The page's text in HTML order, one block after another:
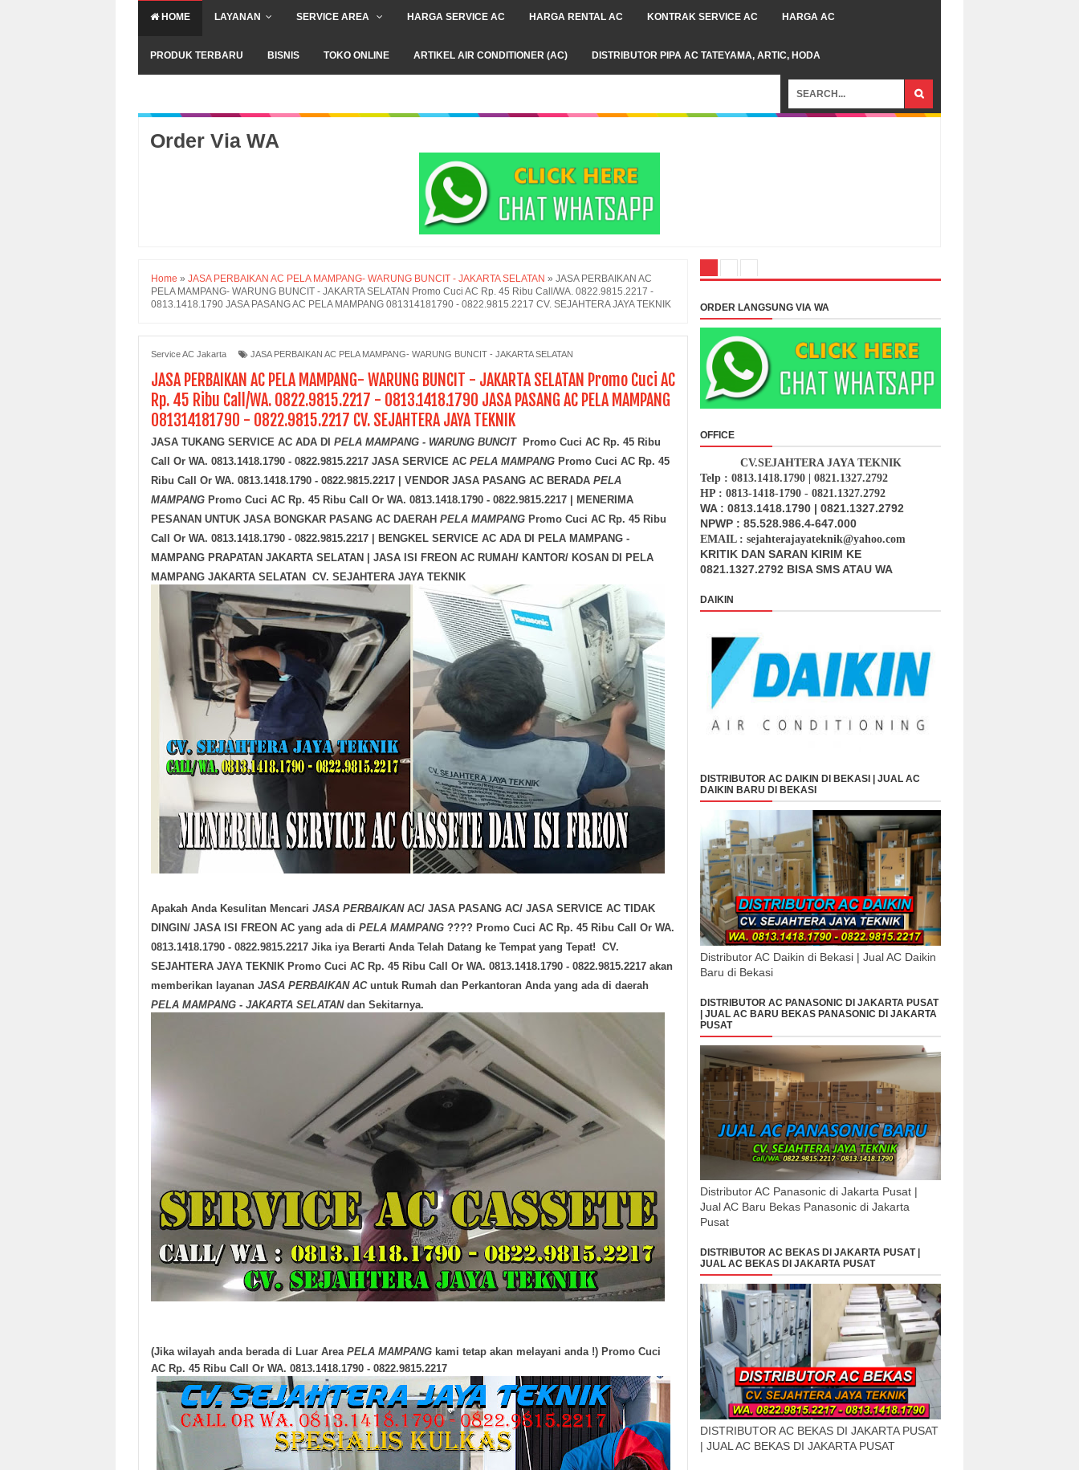
HOME LAYANAN SERVICE AREA HARGA SERVICE AC HARGA RENTAL AC KONTRAK SERVICE AC HARGA AC
PRODUK TERBARU BISNIS TOKO ONLINE ARTIKEL AIR CONDITIONER (AC) DISTRIBUTOR PIPA AC TATEYAMA, ARTIC, HODA
Order Via WA
Home » JASA PERBAIKAN AC PELA MAMPANG- WARUNG BUNCIT - JAKARTA SELATAN » JASA PERBAIKAN AC
PELA MAMPANG- WARUNG BUNCIT - JAKARTA SELATAN Promo Cuci AC Rp. 45 Ribu Call/WA. 0822.9815.2217 -
0813.1418.1790 JASA PASANG AC PELA MAMPANG 081314181790 - 0822.9815.2217 CV. SEJAHTERA JAYA TEKNIK
Service AC Jakarta JASA PERBAIKAN AC PELA MAMPANG- WARUNG BUNCIT - JAKARTA SELATAN
JASA PERBAIKAN AC PELA MAMPANG- WARUNG BUNCIT - JAKARTA SELATAN Promo Cuci AC
Rp. 45 Ribu Call/WA. 0822.9815.2217 - 0813.1418.1790 JASA PASANG AC PELA MAMPANG
081314181790 - 0822.9815.2217 CV. SEJAHTERA JAYA TEKNIK
JASA TUKANG SERVICE AC ADA DI PELA MAMPANG - WARUNG BUNCIT Promo Cuci AC Rp. 45 Ribu
Call Or WA. 0813.1418.1790 - 0822.9815.2217 JASA SERVICE AC PELA MAMPANG Promo Cuci AC Rp. 45
Ribu Call Or WA. 0813.1418.1790 - 0822.9815.2217 | VENDOR JASA PASANG AC BERADA PELA
MAMPANG Promo Cuci AC Rp. 45 Ribu Call Or WA. 0813.1418.1790 - 0822.9815.2217 | MENERIMA
PESANAN UNTUK JASA BONGKAR PASANG AC DAERAH PELA MAMPANG Promo Cuci AC Rp. 45 Ribu
Call Or WA. 0813.1418.1790 - 0822.9815.2217 | BENGKEL SERVICE AC ADA DI PELA MAMPANG -
MAMPANG PRAPATAN JAKARTA SELATAN | JASA ISI FREON AC RUMAH/ KANTOR/ KOSAN DI PELA
MAMPANG JAKARTA SELATAN CV. SEJAHTERA JAYA TEKNIK
Apakah Anda Kesulitan Mencari JASA PERBAIKANAC/ JASA PASANG AC/ JASA SERVICE AC TIDAK
DINGIN/ JASA ISI FREON AC yang ada di PELA MAMPANG ???? Promo Cuci AC Rp. 45 Ribu Call Or WA.
0813.1418.1790 - 0822.9815.2217 Jika iya Berarti Anda Telah Datang ke Tempat yang Tepat! CV.
SEJAHTERA JAYA TEKNIK Promo Cuci AC Rp. 45 Ribu Call Or WA. 0813.1418.1790 - 0822.9815.2217 akan
memberikan layanan JASA PERBAIKAN ACuntuk Rumah dan Perkantoran Anda yang ada di daerah
PELA MAMPANG - JAKARTA SELATANdan Sekitarnya.
(Jika wilayah anda berada di Luar Area PELA MAMPANG kami tetap akan melayani anda !) Promo Cuci
AC Rp. 45 Ribu Call Or WA. 0813.1418.1790 - 0822.9815.2217
ORDER LANGSUNG VIA WA
OFFICE
CV.SEJAHTERA JAYA TEKNIK
Telp : 0813.1418.1790 | 0821.1327.2792
HP : 0813-1418-1790 - 0821.1327.2792
WA : 0813.1418.1790 | 0821.1327.2792
NPWP : 85.528.986.4-647.000
EMAIL : sejahterajayateknik@yahoo.com
KRITIK DAN SARAN KIRIM KE
0821.1327.2792 BISA SMS ATAU WA
DAIKIN
DISTRIBUTOR AC DAIKIN DI BEKASI | JUAL AC
DAIKIN BARU DI BEKASI
Distributor AC Daikin di Bekasi | Jual AC Daikin
Baru di Bekasi
DISTRIBUTOR AC PANASONIC DI JAKARTA PUSAT
| JUAL AC BARU BEKAS PANASONIC DI JAKARTA
PUSAT
Distributor AC Panasonic di Jakarta Pusat |
Jual AC Baru Bekas Panasonic di Jakarta
Pusat
DISTRIBUTOR AC BEKAS DI JAKARTA PUSAT |
JUAL AC BEKAS DI JAKARTA PUSAT
DISTRIBUTOR AC BEKAS DI JAKARTA PUSAT
| JUAL AC BEKAS DI JAKARTA PUSAT